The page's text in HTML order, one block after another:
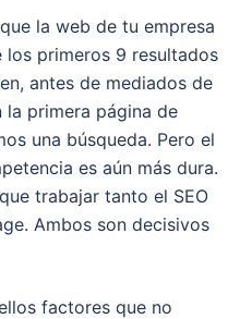
la web de tu empresa
primeros 9 resultados
antes de mediados de
la primera página de
una búsqueda. Pero el
es aún más dura.
trabajar tanto el SEO
Ambos son decisivos
factores que no